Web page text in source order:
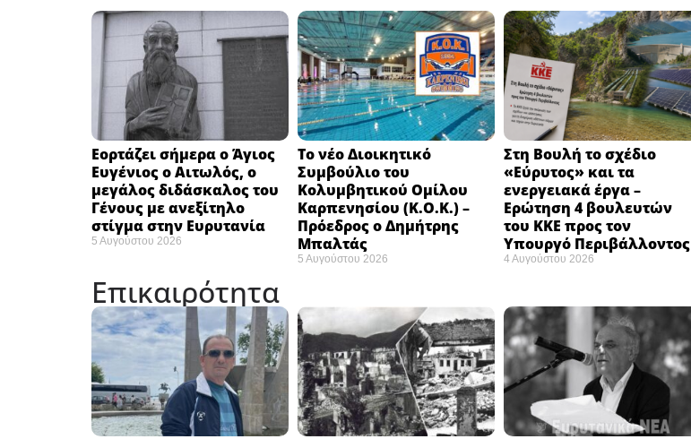
Εορτάζει σήμερα ο Άγιος
Ευγένιος ο Αιτωλός, ο
μεγάλος διδάσκαλος του
Γένους με ανεξίτηλο
στίγμα στην Ευρυτανία
5 Αυγούστου 2026
Το νέο Διοικητικό
Συμβούλιο του
Κολυμβητικού Ομίλου
Καρπενησίου (Κ.Ο.Κ.) –
Πρόεδρος ο Δημήτρης
Μπαλτάς
5 Αυγούστου 2026
Στη Βουλή το σχέδιο
«Εύρυτος» και τα
ενεργειακά έργα –
Ερώτηση 4 βουλευτών
του ΚΚΕ προς τον
Υπουργό Περιβάλλοντος
4 Αυγούστου 2026
Επικαιρότητα